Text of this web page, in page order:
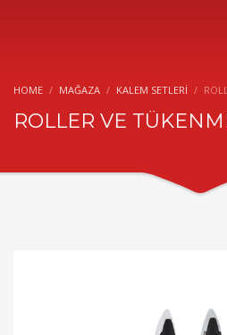
HOME MAĞAZA KALEM SETLERI
ROLLER VE